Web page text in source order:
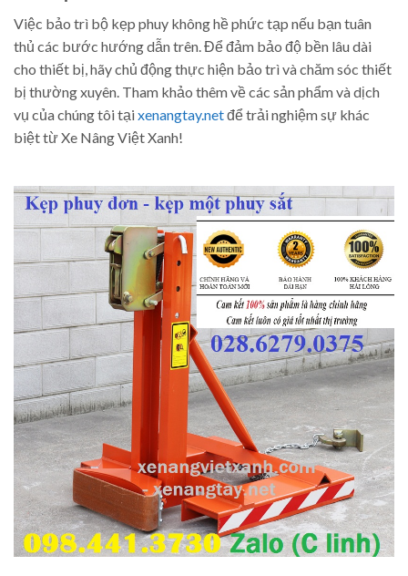
Việc bảo trì bộ kẹp phuy không hề phức tạp nếu bạn tuân
thủ các bước hướng dẫn trên. Để đảm bảo độ bền lâu dài
cho thiết bị, hãy chủ động thực hiện bảo trì và chăm sóc thiết
bị thường xuyên. Tham khảo thêm về các sản phẩm và dịch
vụ của chúng tôi tạixenangtay.netđể trải nghiệm sự khác
biệt từ Xe Nâng Việt Xanh!